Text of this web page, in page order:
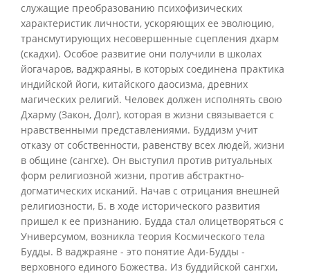
служащие преобразованию психофизических
характеристик личности, ускоряющих ее эволюцию,
трансмутирующих несовершенные сцепления дхарм
(скадхи). Особое развитие они получили в школах
йогачаров, ваджраяны, в которых соединена практика
индийской йоги, китайского даосизма, древних
магических религий. Человек должен исполнять свою
Дхарму (Закон, Долг), которая в жизни связывается с
нравственными представлениями. Буддизм учит
отказу от собственности, равенству всех людей, жизни
в общине (сангхе). Он выступил против ритуальных
форм религиозной жизни, против абстрактно-
догматических исканий. Начав с отрицания внешней
религиозности, Б. в ходе исторического развития
пришел к ее признанию. Будда стал олицетворяться с
Универсумом, возникла теория Космического тела
Будды. В ваджраяне - это понятие Ади-Будды -
верховного единого Божества. Из буддийской сангхи,